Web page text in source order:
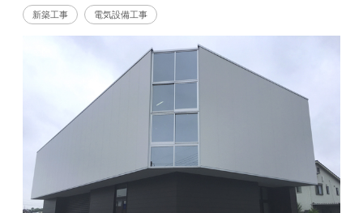
新築工事 電気設備工事